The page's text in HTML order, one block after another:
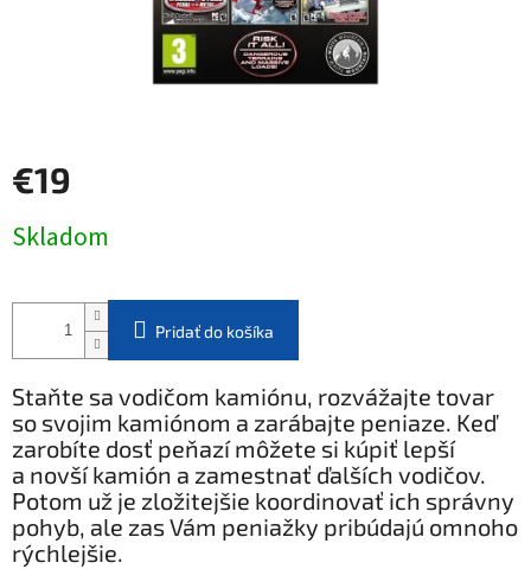
€19
cena:
Skladom
Pridať do košíka
Staňte sa vodičom kamiónu, rozvážajte tovar
so svojim kamiónom a zarábajte peniaze. Keď
zarobíte dosť peňazí môžete si kúpiť lepší
a novší kamión a zamestnať ďalších vodičov.
Potom už je zložitejšie koordinovať ich správny
pohyb, ale zas Vám peniažky pribúdajú omnoho
rýchlejšie.